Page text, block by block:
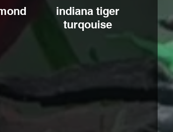
indiana tiger
turqouise